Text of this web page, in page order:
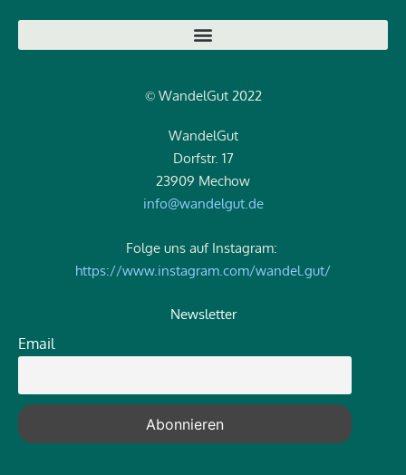
© WandelGut 2022
WandelGut
Dorfstr. 17
23909 Mechow
info@wandelgut.de
Folge uns auf Instagram:
https://www.instagram.com/wandel.gut/
Newsletter
Email